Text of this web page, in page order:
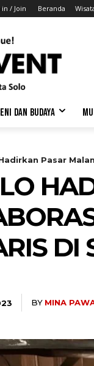
in / Join Beranda
DAN BUDAYA
Pasar
DI
BY MINA